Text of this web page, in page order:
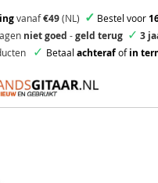
vanaf€49(NL) ✓ Bestel voor
niet goed -geld terug ✓ 3
✓ Betaal achterafofin